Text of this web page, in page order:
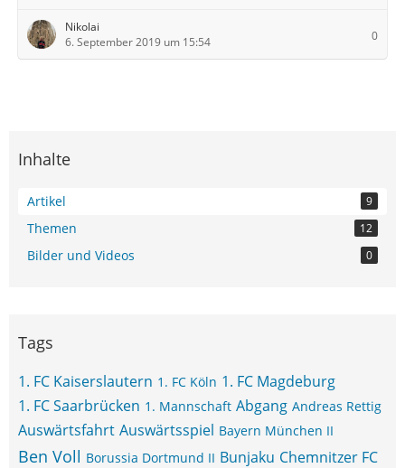
Nikolai
6. September 2019 um 15:54
0
Inhalte
Artikel 9
Themen 12
Bilder und Videos 0
Tags
1. FC Kaiserslautern 1. FC Köln 1. FC Magdeburg
1. FC Saarbrücken 1. Mannschaft Abgang Andreas Rettig
Auswärtsfahrt Auswärtsspiel Bayern München II
Ben Voll Borussia Dortmund II Bunjaku Chemnitzer FC